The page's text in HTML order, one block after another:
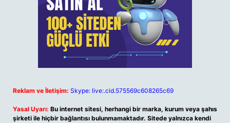
Reklam ve İletişim: Skype: live:.cid.575569c608265c69
Yasal Uyarı: Bu internet sitesi, herhangi bir marka, kurum veya şahıs
şirketi ile hiçbir bağlantısı bulunmamaktadır. Sitede yalnızca kendi